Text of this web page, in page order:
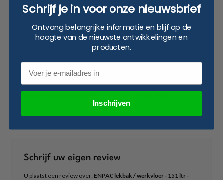
Kleur Zwart
Rooster Kunststof rooster
Aantal producten plaatsbaar
Artikel nr. producent
Schrijf uw eigen review
U plaatst een review over: ENPAC lekbak / werkvloer - 151 ltr -
Schrijf je in voor onze nieuwsbrief
Ontvang belangrijke informatie en blijf op de
hoogte van de nieuwste ontwikkelingen en
producten.
Email
Inschrijven